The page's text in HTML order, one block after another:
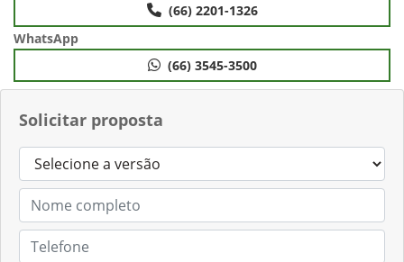
Solicitar proposta
(66) 2201-1326
WhatsApp
(66) 3545-3500